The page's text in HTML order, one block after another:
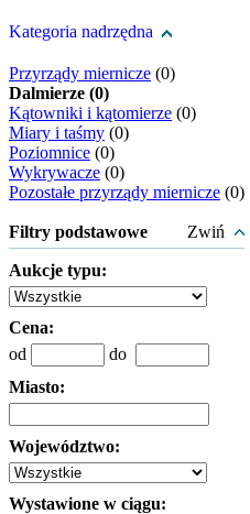
Kategoria nadrzędna
Przyrządy miernicze (0)
Dalmierze (0)
Kątowniki i kątomierze (0)
Miary i taśmy (0)
Poziomnice (0)
Wykrywacze (0)
Pozostałe przyrządy miernicze (0)
Filtry podstawowe Zwiń
Aukcje typu:
Cena:
od
do
Miasto:
Województwo:
Wystawione w ciągu: